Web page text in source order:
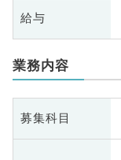
給与
業務内容
募集科目